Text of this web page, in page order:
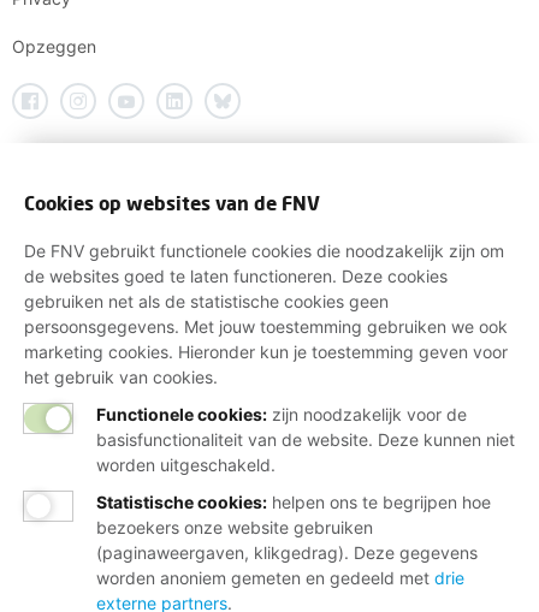
Opzeggen
Cookies op websites van de FNV
De FNV gebruikt functionele cookies die noodzakelijk zijn om
de websites goed te laten functioneren. Deze cookies
gebruiken net als de statistische cookies geen
persoonsgegevens. Met jouw toestemming gebruiken we ook
marketing cookies. Hieronder kun je toestemming geven voor
het gebruik van cookies.
Functionele cookies: zijn noodzakelijk voor de
basisfunctionaliteit van de website. Deze kunnen niet
worden uitgeschakeld.
Statistische cookies: helpen ons te begrijpen hoe
bezoekers onze website gebruiken
(paginaweergaven, klikgedrag). Deze gegevens
worden anoniem gemeten en gedeeld met drie
externe partners.